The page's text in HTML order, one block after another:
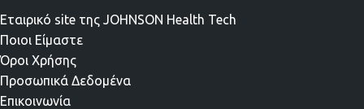
Εταιρικό site της JOHNSON Health Tech
Ποιοι Είμαστε
Όροι Χρήσης
Προσωπικά Δεδομένα
Επικοινωνία